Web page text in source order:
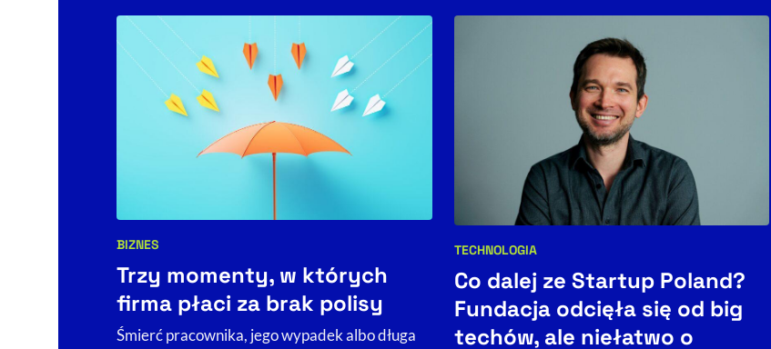
Kategorie artykułu:
BIZNES
Trzy momenty, w których
firma płaci za brak polisy
Śmierć pracownika, jego wypadek albo długa
Kategorie artykułu:
TECHNOLOGIA
Co dalej ze Startup Poland?
Fundacja odcięła się od big
techów, ale niełatwo o